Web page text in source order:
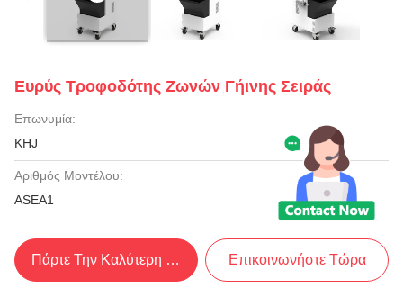
Ευρύς Τροφοδότης Ζωνών Γήινης Σειράς
Επωνυμία:
KHJ
Αριθμός Μοντέλου:
ASEA1
Πάρτε Την Καλύτερη Τιμή Επικοινωνήστε Τώρα